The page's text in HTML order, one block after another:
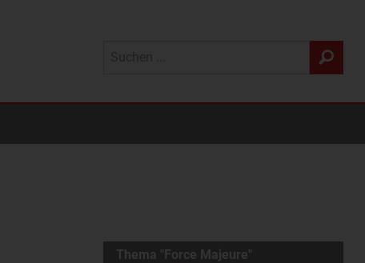
Thema "Force Majeure"